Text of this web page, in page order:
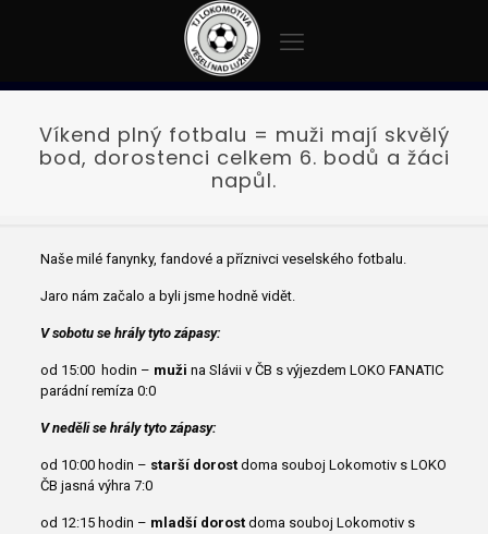
Víkend plný fotbalu = muži mají skvělý
bod, dorostenci celkem 6. bodů a žáci
napůl.
Naše milé fanynky, fandové a příznivci veselského fotbalu.
Jaro nám začalo a byli jsme hodně vidět.
V sobotu se hrály tyto zápasy:
od 15:00 hodin – muži na Slávii v ČB s výjezdem LOKO FANATIC
parádní remíza 0:0
V neděli se hrály tyto zápasy:
od 10:00 hodin – starší dorostdoma souboj Lokomotiv s LOKO
ČB jasná výhra 7:0
od 12:15 hodin – mladší dorostdoma souboj Lokomotiv s